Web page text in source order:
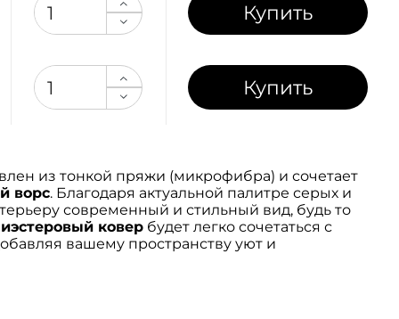
Купить
Купить
из тонкой пряжи (микрофибра) и сочетает
ворс. Благодаря актуальной палитре серых и
современный и стильный вид, будь то
ковербудет легко сочетаться с
вашему пространству уют и